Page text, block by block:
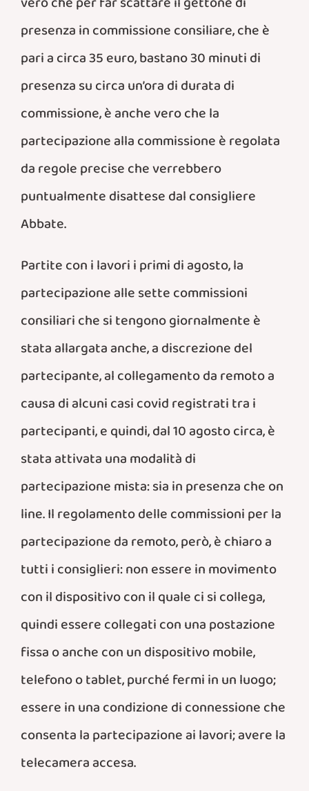
presenza in commissione consiliare, che è
pari a circa 35 euro, bastano 30 minuti di
presenza su circa un’ora di durata di
commissione, è anche vero che la
partecipazione alla commissione è regolata
da regole precise che verrebbero
puntualmente disattese dal consigliere
Abbate.
Partite con i lavori i primi di agosto, la
partecipazione alle sette commissioni
consiliari che si tengono giornalmente è
stata allargata anche, a discrezione del
partecipante, al collegamento da remoto a
causa di alcuni casi covid registrati tra i
partecipanti, e quindi, dal 10 agosto circa, è
stata attivata una modalità di
partecipazione mista: sia in presenza che on
line. Il regolamento delle commissioni per la
partecipazione da remoto, però, è chiaro a
tutti i consiglieri: non essere in movimento
con il dispositivo con il quale ci si collega,
quindi essere collegati con una postazione
fissa o anche con un dispositivo mobile,
telefono o tablet, purché fermi in un luogo;
essere in una condizione di connessione che
consenta la partecipazione ai lavori; avere la
telecamera accesa.